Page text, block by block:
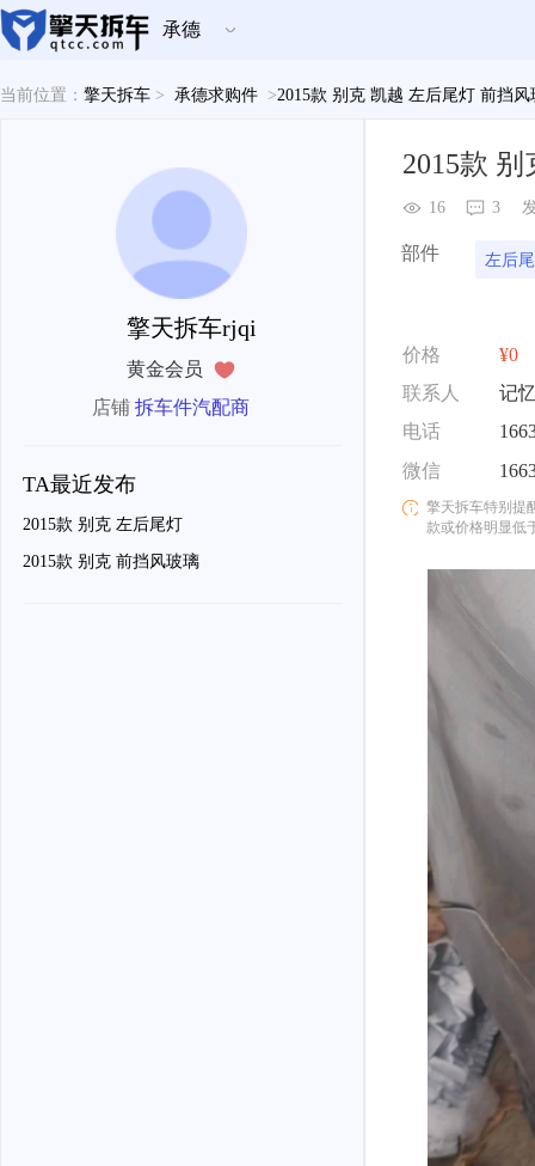
承德
当前位置： 擎天拆车 > 承德求购件 >2015款 别克 凯越 左后尾灯 前挡
擎天拆车rjqi
黄金会员
店铺拆车件汽配商
TA最近发布
2015款 别克 左后尾灯
2015款 别克 前挡风玻璃
2015款
16 3
部件 左后
价格
¥0
联系人
记
电话
微信
擎天拆车特别提
款或价格明显低